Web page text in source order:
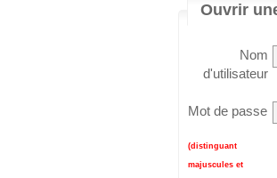
Ouvrir
Nom
d'utilisateur
Mot de passe
(distinguant
majuscules et